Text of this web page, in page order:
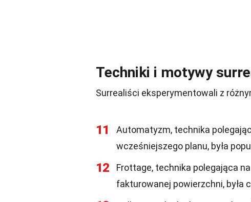
Techniki i motywy
Surrealiści eksperymentowali z
11
Automatyzm, technika
wcześniejszego planu, była
12
Frottage, technika polegająca
fakturowanej powierzchni, była